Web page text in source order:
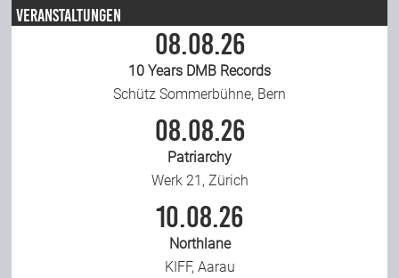
Veranstaltungen
08.08.26
10 Years DMB Records
Schütz Sommerbühne, Bern
08.08.26
Patriarchy
Werk 21, Zürich
10.08.26
Northlane
KIFF, Aarau